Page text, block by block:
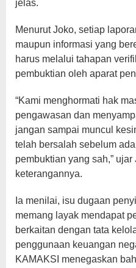
jelas.
Menurut Joko, setiap
maupun informasi yang
harus melalui tahapan
pembuktian oleh aparat
“Kami menghormati hak
pengawasan dan
jangan sampai muncul
telah bersalah sebelum
pembuktian yang sah,”
keterangannya.
Ia menilai, isu dugaan
memang layak mendapat
berkaitan dengan tata
penggunaan keuangan
KAMAKSI menegaskan